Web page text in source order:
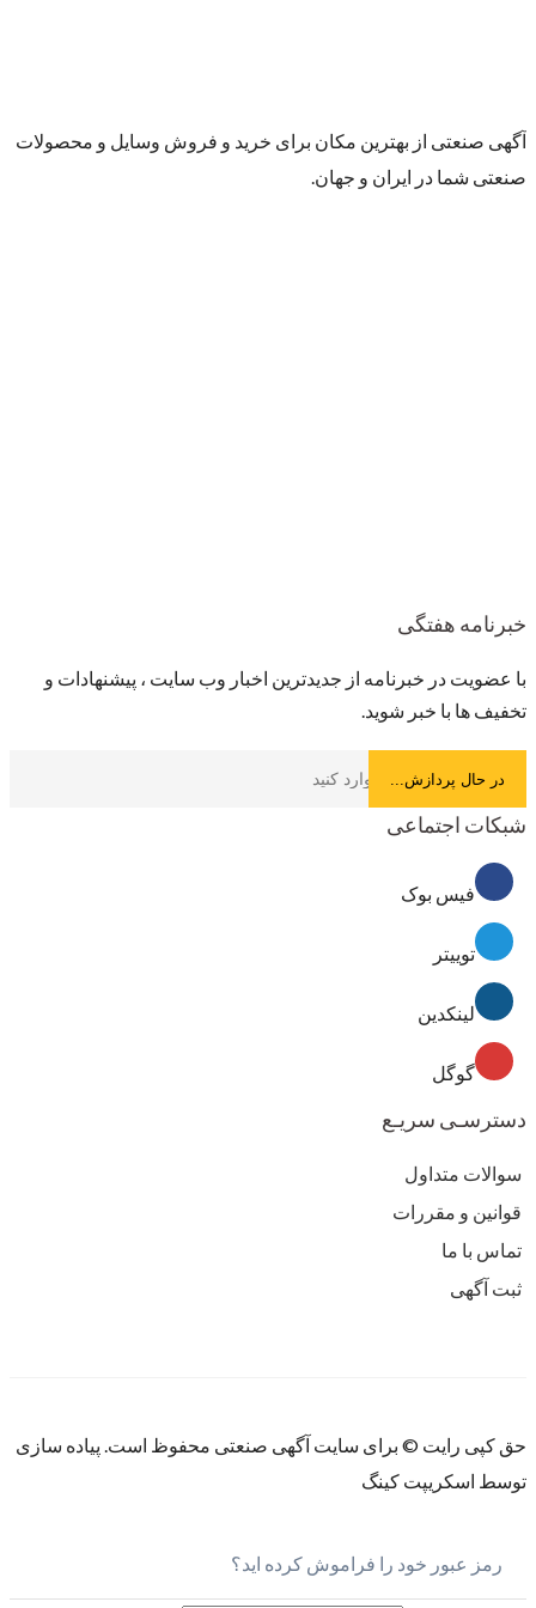
آگهی صنعتی از بهترین مکان برای خرید و فروش وسایل و محصولات
صنعتی شما در ایران و جهان.
خبرنامه هفتگی
با عضویت در خبرنامه از جدیدترین اخبار وب سایت ، پیشنهادات و
تخفیف ها با خبر شوید.
شبکات اجتماعی
فیس بوک
توییتر
لینکدین
گوگل
دسترسـی سریـع
سوالات متداول
قوانین و مقررات
تماس با ما
ثبت آگهی
حق کپی رایت © برای سایت آگهی صنعتی محفوظ است. پیاده سازی
توسط اسکریپت کینگ
رمز عبور خود را فراموش کرده اید؟